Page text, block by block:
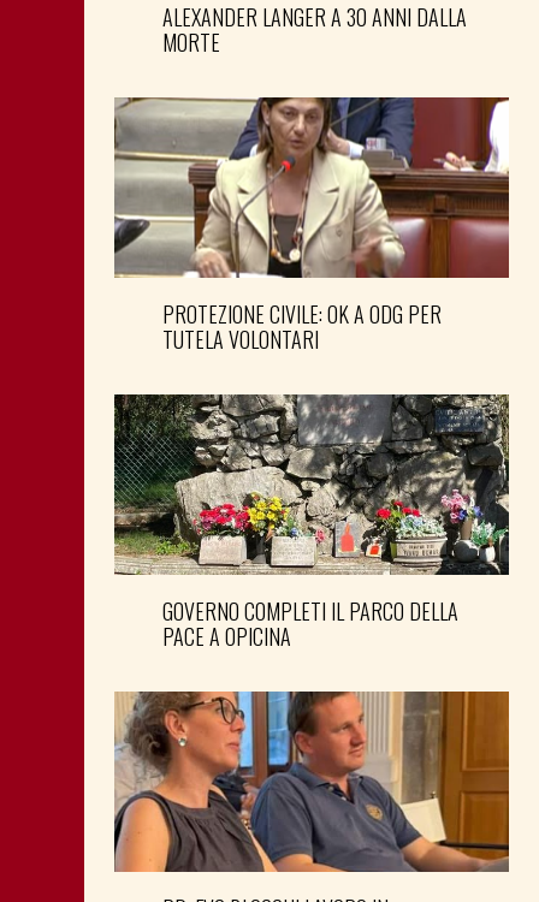
ALEXANDER LANGER A 30 ANNI DALLA
MORTE
PROTEZIONE CIVILE: OK A ODG PER
TUTELA VOLONTARI
GOVERNO COMPLETI IL PARCO DELLA
PACE A OPICINA